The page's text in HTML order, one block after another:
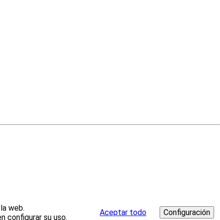
web.
configurar su uso.
Aceptar todo